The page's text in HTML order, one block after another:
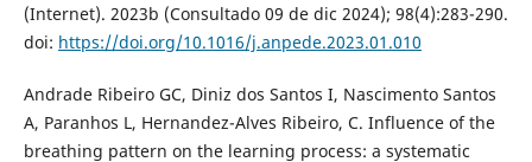
(Internet). 2023b (Consultado 09 de dic 2024); 98(4):283-290.
doi: https://doi.org/10.1016/j.anpede.2023.01.010
Andrade Ribeiro GC, Diniz dos Santos I, Nascimento Santos
A, Paranhos L, Hernandez-Alves Ribeiro, C. Influence of the
breathing pattern on the learning process: a systematic